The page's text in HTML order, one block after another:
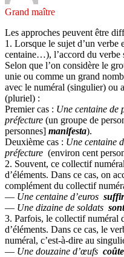
Grand maître
Les approches peuvent être
1. Lorsque le sujet d’un
centaine…), l’accord du verbe
Selon que l’on considère le
unie ou comme un grand
avec le numéral (singulier) ou
(pluriel) :
Premier cas : Une centaine de
préfecture (un groupe de
personnes] manifesta).
Deuxième cas : Une centaine
préfecture (environ cent
2. Souvent, ce collectif
d’éléments. Dans ce cas, on
complément du collectif
— Une centaine d’euros
— Une dizaine de soldats
3. Parfois, le collectif numéral
d’éléments. Dans ce cas, le
numéral, c’est-à-dire au
— Une douzaine d’œufs coûte